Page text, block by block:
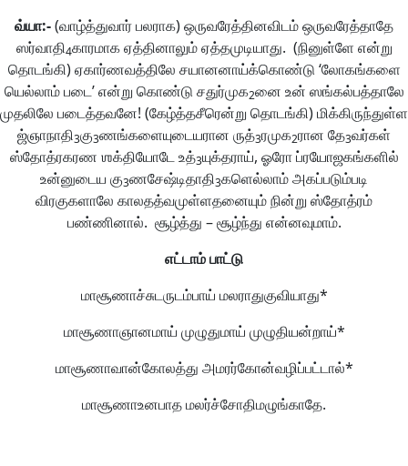
வ்யா:-(வாழ்த்துவார் பலராக) ஒருவரேத்தினவிடம் ஒருவரேத்தாதே
ஸர்வாதி4காரமாக ஏத்தினாலும் ஏத்தமுடியாது. (நினுள்ளே என்று
தொடங்கி) ஏகார்ணவத்திலே சயானனாய்க்கொண்டு ‘லோகங்களை
யெல்லாம் படை’ என்று கொண்டு சதுர்முக2னை உன் ஸங்கல்பத்தாலே
முதலிலே படைத்தவனே! (கேழ்த்தசீரென்று தொடங்கி) மிக்கிருந்துள்ள
ஜ்ஞாநாதி3கு3ணங்களையுடையரான ருத்3ரமுக2ரான தே3வர்கள்
ஸ்தோத்ரகரண ஶக்தியோடே உத்3யுக்தராய், ஓரோ ப்ரயோஜகங்களில்
உன்னுடைய கு3ணசேஷ்டிதாதி3களெல்லாம் அகப்படும்படி
விரகுகளாலே காலதத்வமுள்ளதனையும் நின்று ஸ்தோத்ரம்
பண்ணினால். சூழ்த்து – சூழ்ந்து என்னவுமாம்.
எட்டாம்பாட்டு
மாசூணாச்சுடருடம்பாய் மலராதுகுவியாது*
மாசூணாஞானமாய் முழுதுமாய் முழுதியன்றாய்*
மாசூணாவான்கோலத்து அமரர்கோன்வழிப்பட்டால்*
மாசூணாஉனபாத மலர்ச்சோதிமழுங்காதே.